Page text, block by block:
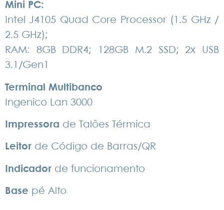
Mini PC:
Intel J4105 Quad Core Processor (1.5 GHz /
2.5 GHz);
RAM: 8GB DDR4; 128GB M.2 SSD; 2x USB
3.1/Gen1
Terminal Multibanco
Ingenico Lan 3000
Impressora de Talões Térmica
Leitor de Código de Barras/QR
ndicador de funcionamento
Base pé Alto